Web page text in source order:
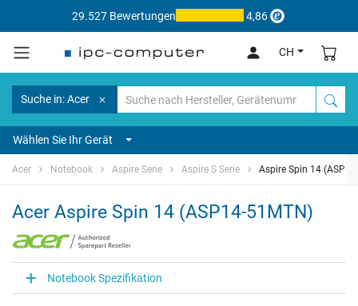
29.527 Bewertungen 4,86
CH
Suche in: Acer
Wählen Sie Ihr Gerät
Acer Notebook Aspire Serie Aspire S Serie Aspire Spin 14
Acer Aspire Spin 14 (ASP14-51MTN)
Notebook Spezifikation